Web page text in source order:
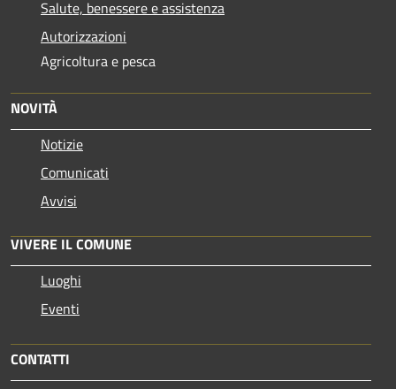
Salute, benessere e assistenza
Autorizzazioni
Agricoltura e pesca
NOVITÀ
Notizie
Comunicati
Avvisi
VIVERE IL COMUNE
Luoghi
Eventi
CONTATTI